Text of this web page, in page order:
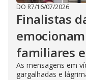
DO R7/16/07/2026
Finalistas
familiares
As mensagens em
gargalhadas e